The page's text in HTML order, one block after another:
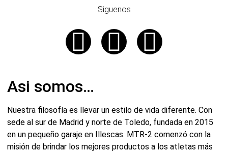
Siguenos
Asi somos…
Nuestra filosofía es llevar un estilo de vida diferente. Con
sede al sur de Madrid y norte de Toledo, fundada en 2015
en un pequeño garaje en Illescas. MTR-2 comenzó con la
misión de brindar los mejores productos a los atletas más